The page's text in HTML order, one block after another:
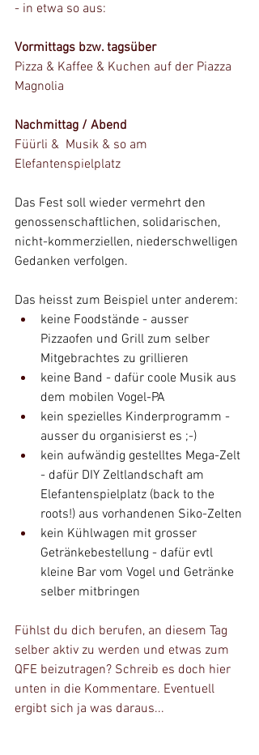
- in etwa so aus:
Vormittags bzw. tagsüber
Pizza & Kaffee & Kuchen auf der Piazza
Magnolia
Nachmittag / Abend
Füürli &  Musik & so am
Elefantenspielplatz
Das Fest soll wieder vermehrt den
genossenschaftlichen, solidarischen,
nicht-kommerziellen, niederschwelligen
Gedanken verfolgen.
Das heisst zum Beispiel unter anderem:
keine Foodstände - ausser
Pizzaofen und Grill zum selber
Mitgebrachtes zu grillieren
keine Band - dafür coole Musik aus
dem mobilen Vogel-PA
kein spezielles Kinderprogramm -
ausser du organisierst es ;-)
kein aufwändig gestelltes Mega-Zelt
- dafür DIY Zeltlandschaft am
Elefantenspielplatz (back to the
roots!) aus vorhandenen Siko-Zelten
kein Kühlwagen mit grosser
Getränkebestellung - dafür evtl
kleine Bar vom Vogel und Getränke
selber mitbringen
Fühlst du dich berufen, an diesem Tag
selber aktiv zu werden und etwas zum
QFE beizutragen? Schreib es doch hier
unten in die Kommentare. Eventuell
ergibt sich ja was daraus...